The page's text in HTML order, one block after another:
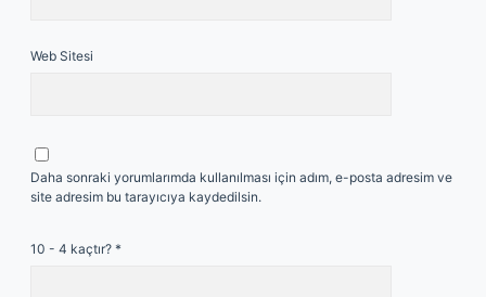
Web Sitesi
Daha sonraki yorumlarımda kullanılması için adım, e-posta adresim ve
site adresim bu tarayıcıya kaydedilsin.
10 - 4 kaçtır? *